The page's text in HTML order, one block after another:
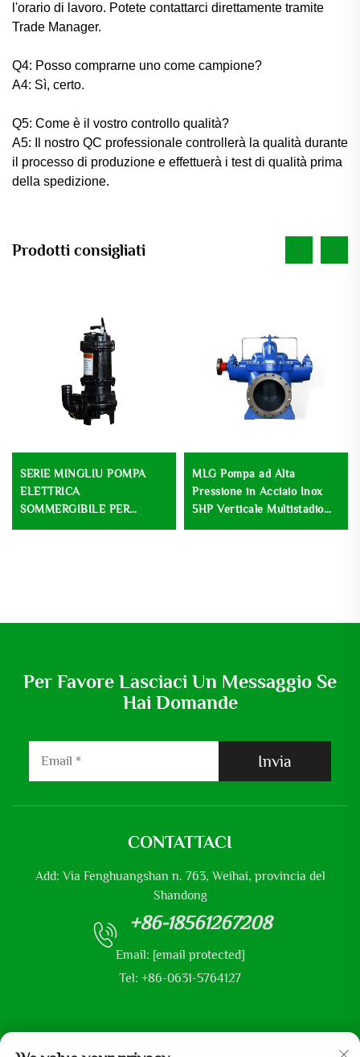
l'orario di lavoro. Potete contattarci direttamente tramite
Trade Manager.
Q4: Posso comprarne uno come campione?
A4: Sì, certo.
Q5: Come è il vostro controllo qualità?
A5: Il nostro QC professionale controllerà la qualità durante
il processo di produzione e effettuerà i test di qualità prima
della spedizione.
Prodotti consigliati
SERIE MINGLIU POMPA
ELETTRICA
SOMMERGIBILE PER
FANGHI POMPA
MLG Pompa ad Alta
Pressione in Acciaio Inox
5HP Verticale Multistadio
Pompa di Sollevamento
Per Favore Lasciaci Un Messaggio Se
Hai Domande
Invia
CONTATTACI
Add: Via Fenghuangshan n. 763, Weihai, provincia del
Shandong
+86-18561267208
Email: [email protected]
Tel: +86-0631-5764127